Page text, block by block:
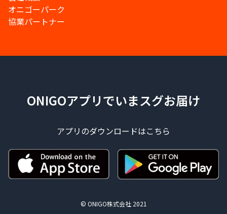
オニゴーパーク
協業パートナー
ONIGOアプリでいまスグお届け
アプリのダウンロードはこちら
© ONIGO株式会社 2021